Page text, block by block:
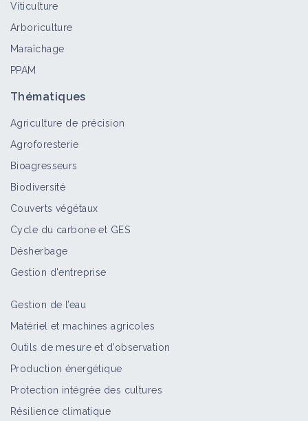
Viticulture
Arboriculture
Maraîchage
PPAM
Thématiques
Agriculture de précision
Agroforesterie
Bioagresseurs
Biodiversité
Couverts végétaux
Cycle du carbone et GES
Désherbage
Gestion d'entreprise
Gestion de l’eau
Matériel et machines agricoles
Outils de mesure et d’observation
Production énergétique
Protection intégrée des cultures
Résilience climatique